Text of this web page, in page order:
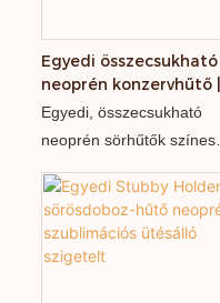
Egyedi összecsukható
neoprén konzervhűtő |
Teljes színű logóval
ellátott konzervhüvely
gyártó
Egyedi, összecsukható
neoprén sörhűtők színes
logónyomtatással. Ideális
sörmárkáknak,
rendezvényeknek,
bároknak, éttermeknek és